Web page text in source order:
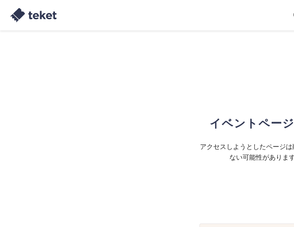
イベントペー
アクセスしようとしたページ
ない可能性がありま